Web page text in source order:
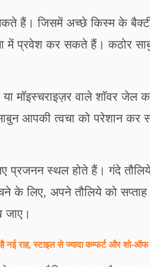
सकते हैं। जिसमें अच्छे किस्म के
में प्रवेश कर सकते हैं। कठोर
मॉइस्चराइज़र वाले शॉवर जेल
आपकी त्वचा को परेशान
प्रजनन स्थल होते हैं। गंदे
लिए, अपने तौलिये को
जाए।
राह, स्टाइल से ज्यादा कम्फर्ट और शो-ऑफ